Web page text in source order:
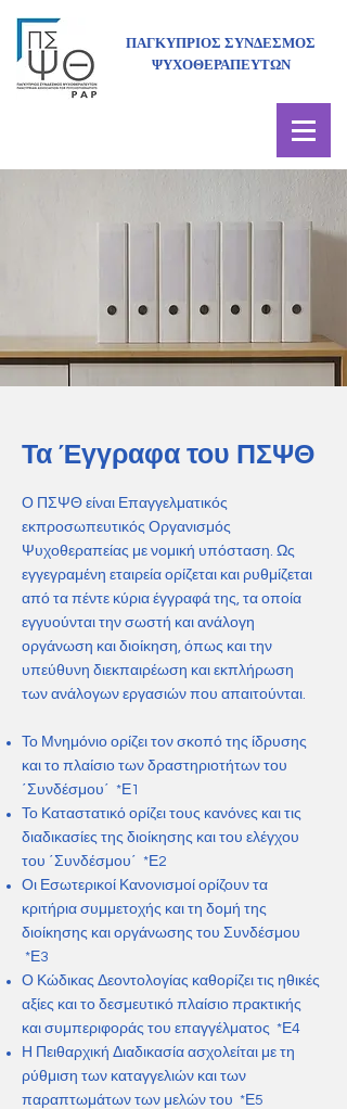
ΠΑΓΚΥΠΡΙΟΣ ΣΥΝΔΕΣΜΟΣ
ΨΥΧΟΘΕΡΑΠΕΥΤΩΝ
Τα Έγγραφα του ΠΣΨΘ
Ο ΠΣΨΘ είναι Επαγγελματικός
εκπροσωπευτικός Οργανισμός
Ψυχοθεραπείας με νομική υπόσταση. Ως
εγγεγραμένη εταιρεία ορίζεται και ρυθμίζεται
από τα πέντε κύρια έγγραφά της, τα οποία
εγγυούνται την σωστή και ανάλογη
οργάνωση και διοίκηση, όπως και την
υπεύθυνη διεκπαιρέωση και εκπλήρωση
των ανάλογων εργασιών που απαιτούνται.
Το Μνημόνιο ορίζει τον σκοπό της ίδρυσης
και το πλαίσιο των δραστηριοτήτων του
΄Συνδέσμου΄ *Ε1
Το Καταστατικό ορίζει τους κανόνες και τις
διαδικασίες της διοίκησης και του ελέγχου
του ΄Συνδέσμου΄ *Ε2
Οι Εσωτερικοί Κανονισμοί ορίζουν τα
κριτήρια συμμετοχής και τη δομή της
διοίκησης και οργάνωσης του Συνδέσμου
*Ε3
Ο Κώδικας Δεοντολογίας καθορίζει τις ηθικές
αξίες και το δεσμευτικό πλαίσιο πρακτικής
και συμπεριφοράς του επαγγέλματος *Ε4
Η Πειθαρχική Διαδικασία ασχολείται με τη
ρύθμιση των καταγγελιών και των
παραπτωμάτων των μελών του *Ε5